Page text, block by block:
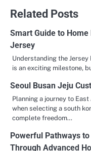
Related Posts
Smart Guide to
Jersey
Understanding the Jersey
is an exciting milestone,
Seoul Busan Jeju
Planning a journey to
when selecting a south
complete freedom…
Powerful Pathways
Through Advanced